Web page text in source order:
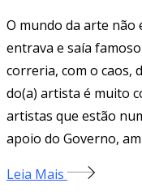
O mundo da arte não
entrava e saía
correria, com o caos,
do(a) artista é muito
artistas que estão
apoio do Governo,
Leia Mais